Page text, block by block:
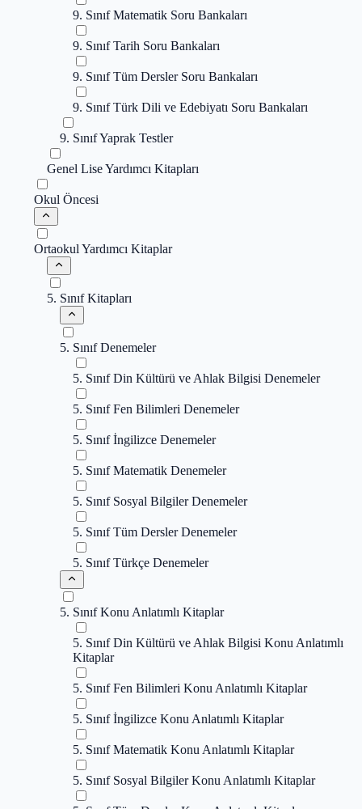
9. Sınıf Matematik Soru Bankaları
9. Sınıf Tarih Soru Bankaları
9. Sınıf Tüm Dersler Soru Bankaları
9. Sınıf Türk Dili ve Edebiyatı Soru Bankaları
9. Sınıf Yaprak Testler
Genel Lise Yardımcı Kitapları
Okul Öncesi
Ortaokul Yardımcı Kitaplar
5. Sınıf Kitapları
5. Sınıf Denemeler
5. Sınıf Din Kültürü ve Ahlak Bilgisi Denemeler
5. Sınıf Fen Bilimleri Denemeler
5. Sınıf İngilizce Denemeler
5. Sınıf Matematik Denemeler
5. Sınıf Sosyal Bilgiler Denemeler
5. Sınıf Tüm Dersler Denemeler
5. Sınıf Türkçe Denemeler
5. Sınıf Konu Anlatımlı Kitaplar
5. Sınıf Din Kültürü ve Ahlak Bilgisi Konu Anlatımlı
Kitaplar
5. Sınıf Fen Bilimleri Konu Anlatımlı Kitaplar
5. Sınıf İngilizce Konu Anlatımlı Kitaplar
5. Sınıf Matematik Konu Anlatımlı Kitaplar
5. Sınıf Sosyal Bilgiler Konu Anlatımlı Kitaplar